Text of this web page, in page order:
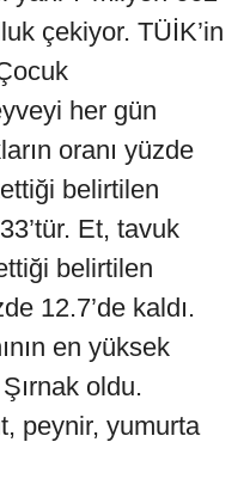
çekiyor. TÜİK’in
her gün
oranı yüzde
belirtilen
Et, tavuk
belirtilen
12.7’de kaldı.
en yüksek
oldu.
peynir, yumurta